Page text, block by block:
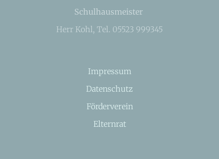
Schulhausmeister
Herr Kohl, Tel. 05523 999345
Impressum
Datenschutz
Förderverein
Elternrat